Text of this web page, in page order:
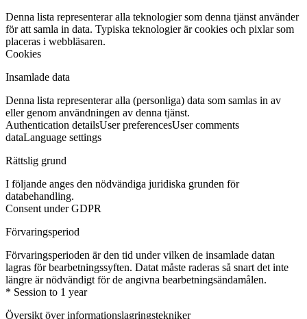
Denna lista representerar alla teknologier som denna tjänst använder
för att samla in data. Typiska teknologier är cookies och pixlar som
placeras i webbläsaren.
Cookies
Insamlade data
Denna lista representerar alla (personliga) data som samlas in av
eller genom användningen av denna tjänst.
Authentication detailsUser preferencesUser comments
dataLanguage settings
Rättslig grund
I följande anges den nödvändiga juridiska grunden för
databehandling.
Consent under GDPR
Förvaringsperiod
Förvaringsperioden är den tid under vilken de insamlade datan
lagras för bearbetningssyften. Datat måste raderas så snart det inte
längre är nödvändigt för de angivna bearbetningsändamålen.
* Session to 1 year
Översikt över informationslagringstekniker